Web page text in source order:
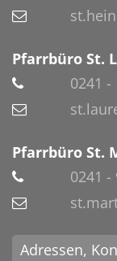
Pfarrbüro St.
0241 -
Pfarrbüro St.
0241 -
Adressen,